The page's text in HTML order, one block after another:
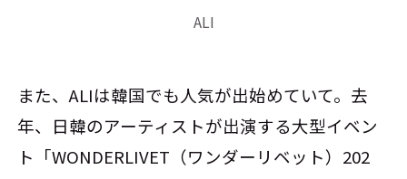
ALI
また、ALIは韓国でも人気が出始めていて。去
年、日韓のアーティストが出演する大型イベン
ト「WONDERLIVET（ワンダーリベット）202